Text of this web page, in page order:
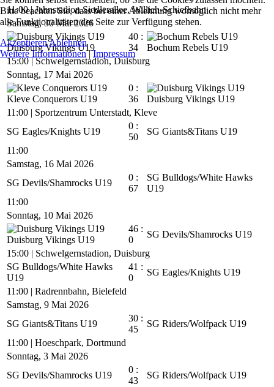
11:00 | Jahnstadion Siedlerallee, Willich-Schiefbahn
Samstag, 30 Mai 2026
Duisburg Vikings U19
40 :
34
Bochum Rebels U19
15:00 | Schwelgernstadion, Duisburg
Sonntag, 17 Mai 2026
Kleve Conquerors U19
0 :
36
Duisburg Vikings U19
11:00 | Sportzentrum Unterstadt, Kleve
SG Eagles/Knights U19
0 :
50
SG Giants&Titans U19
11:00
Samstag, 16 Mai 2026
SG Devils/Shamrocks U19
0 :
67
SG Bulldogs/White Hawks
U19
11:00
Sonntag, 10 Mai 2026
Duisburg Vikings U19
46 :
0
SG Devils/Shamrocks U19
15:00 | Schwelgernstadion, Duisburg
SG Bulldogs/White Hawks
U19
41 :
0
SG Eagles/Knights U19
11:00 | Radrennbahn, Bielefeld
Samstag, 9 Mai 2026
SG Giants&Titans U19
30 :
45
SG Riders/Wolfpack U19
11:00 | Hoeschpark, Dortmund
Sonntag, 3 Mai 2026
SG Devils/Shamrocks U19
0 :
43
SG Riders/Wolfpack U19
Bitte beachten Sie, dass bei einer Ablehnung womöglich nicht mehr
alle Funktionalitäten der Seite zur Verfügung stehen.
AkzeptierenAblehnen
Weitere Informationen|Impressum